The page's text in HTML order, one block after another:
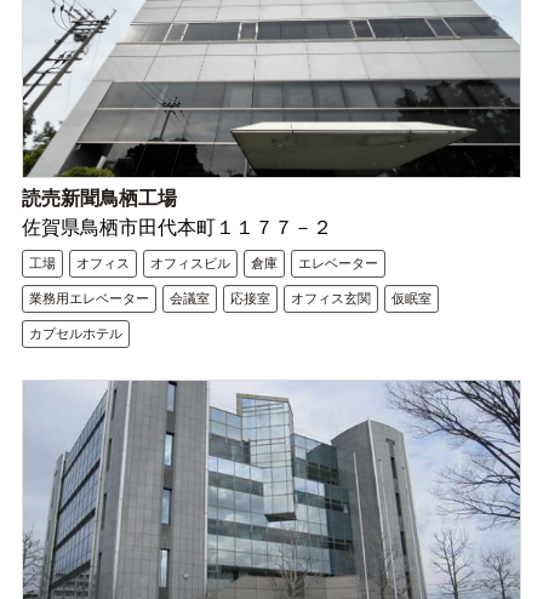
読売新聞鳥栖工場
佐賀県鳥栖市田代本町１１７７－２
工場 オフィス オフィスビル 倉庫 エレベーター
業務用エレベーター 会議室 応接室 オフィス玄関 仮眠室
カプセルホテル